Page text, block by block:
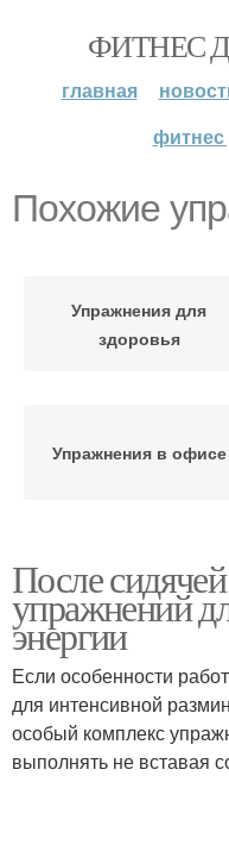
ФИТНЕС
главная
фитнес
Похожие
Упражнения для
здоровья
Упражнения в офисе
видимого эффекта
Упражнения для
разминки
После
упражнений
энергии
Если особенности
для интенсивной
особый комплекс
выполнять не вставая